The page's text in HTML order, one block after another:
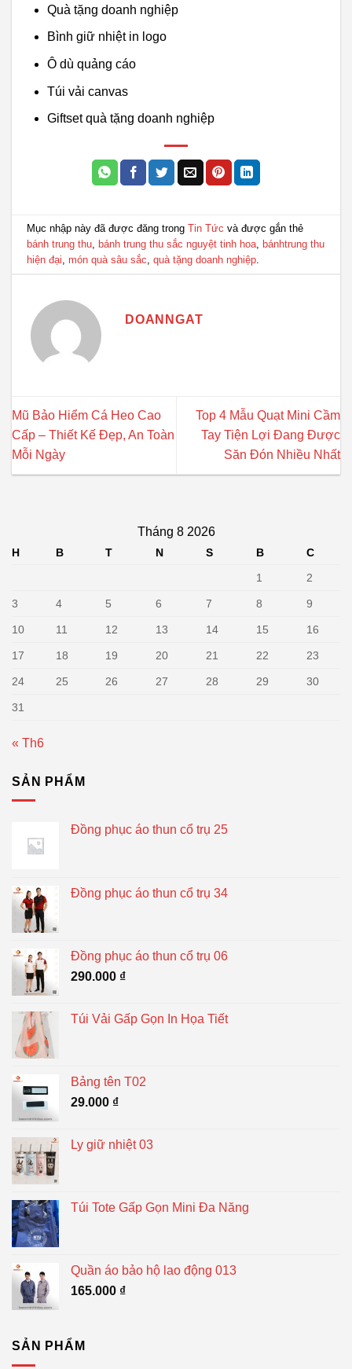
Quà tặng doanh nghiệp
Bình giữ nhiệt in logo
Ô dù quảng cáo
Túi vải canvas
Giftset quà tặng doanh nghiệp
Mục nhập này đã được đăng trongTin Tức và được gắn thẻ
bánh trung thu ,bánh trung thu sắc nguyệt tinh hoa ,bánhtrung thu
hiện đại ,món quà sâu sắc ,quà tặng doanh nghiệp
DOANNGAT
Mũ Bảo Hiểm Cá Heo Cao
Cấp – Thiết Kế Đẹp, An Toàn
Mỗi Ngày
Top 4 Mẫu Quạt Mini Cầm
Tay Tiện Lợi Đang Được
Săn Đón Nhiều Nhất
Tháng 8 2026
H B T N S B
C
1
2
3 4 5 6 7 8 9
10 11 12 13 14 15 16
17 18 19 20 21 22 23
24 25 26 27 28 29 30
31
« Th6
SẢN PHẨM
Đồng phục áo thun cổ trụ 25
Đồng phục áo thun cổ trụ 34
Đồng phục áo thun cổ trụ 06
290.000 ₫
Túi Vải Gấp Gọn In Họa Tiết
Bảng tên T02
29.000 ₫
Ly giữ nhiệt 03
Túi Tote Gấp Gọn Mini Đa Năng
Quần áo bảo hộ lao động 013
165.000 ₫
SẢN PHẨM